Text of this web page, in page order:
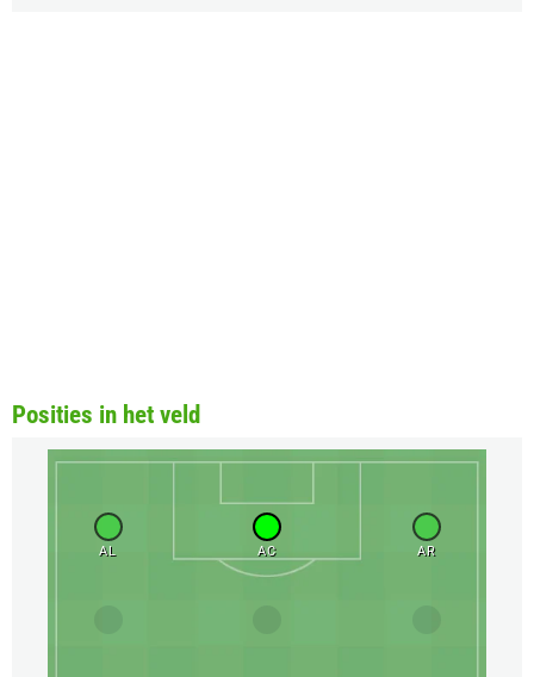
Posities in het veld
AL AC AR